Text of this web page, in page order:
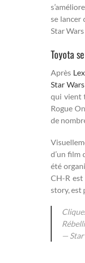
se lancer
Star
Toyota
Après
Star
qui vient
Rogue
de
d’un film
été
CH-R
story, est
— Star